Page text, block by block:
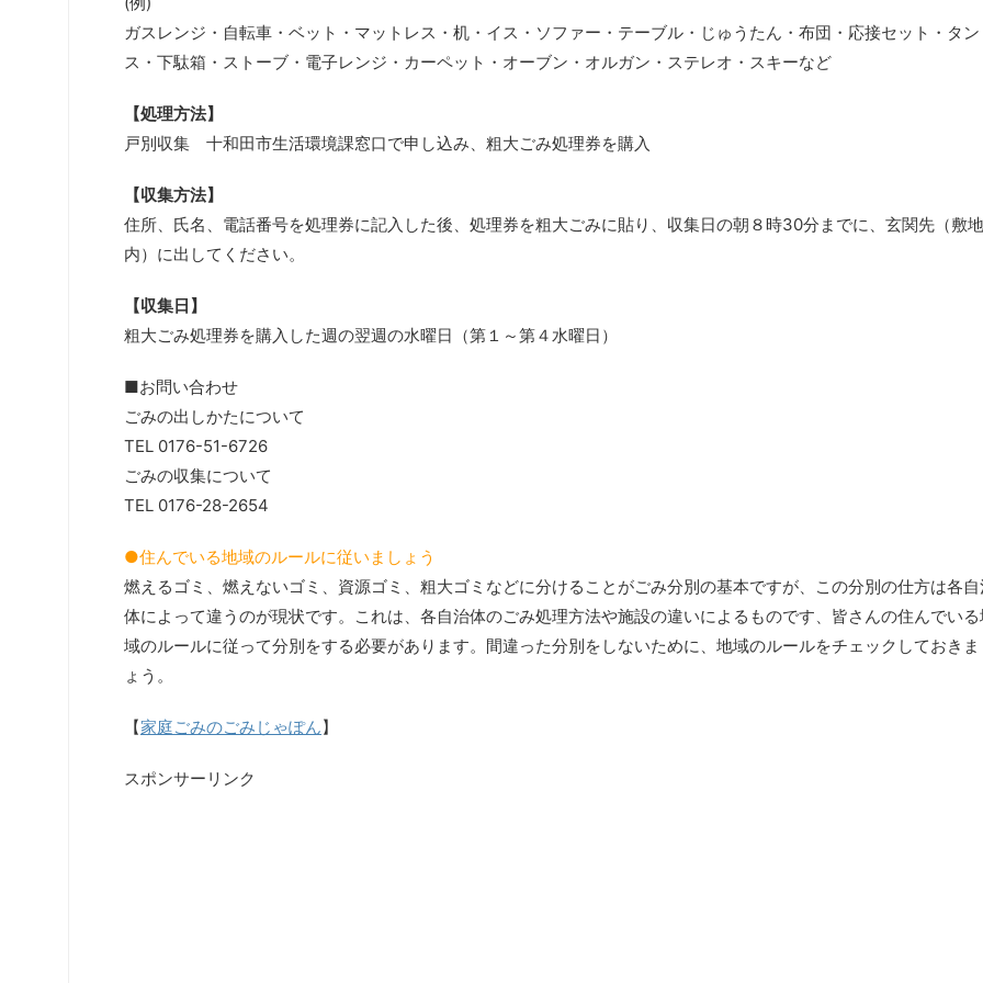
ガスレンジ・自転車・ベット・マットレス・机・イス・ソファー・テーブル・じゅうたん・布団・応接セット・タン
ス・下駄箱・ストーブ・電子レンジ・カーペット・オーブン・オルガン・ステレオ・スキーなど
【処理方法】
戸別収集 十和田市生活環境課窓口で申し込み、粗大ごみ処理券を購入
【収集方法】
住所、氏名、電話番号を処理券に記入した後、処理券を粗大ごみに貼り、収集日の朝８時30分までに、玄関先（敷地
内）に出してください。
【収集日】
粗大ごみ処理券を購入した週の翌週の水曜日（第１～第４水曜日）
■お問い合わせ
ごみの出しかたについて
TEL 0176-51-6726
ごみの収集について
TEL 0176-28-2654
●住んでいる地域のルールに従いましょう
燃えるゴミ、燃えないゴミ、資源ゴミ、粗大ゴミなどに分けることがごみ分別の基本ですが、この分別の仕方は各
体によって違うのが現状です。これは、各自治体のごみ処理方法や施設の違いによるものです、皆さんの住んでい
域のルールに従って分別をする必要があります。間違った分別をしないために、地域のルールをチェックしておき
ょう。
【家庭ごみのごみじゃぽん】
スポンサーリンク